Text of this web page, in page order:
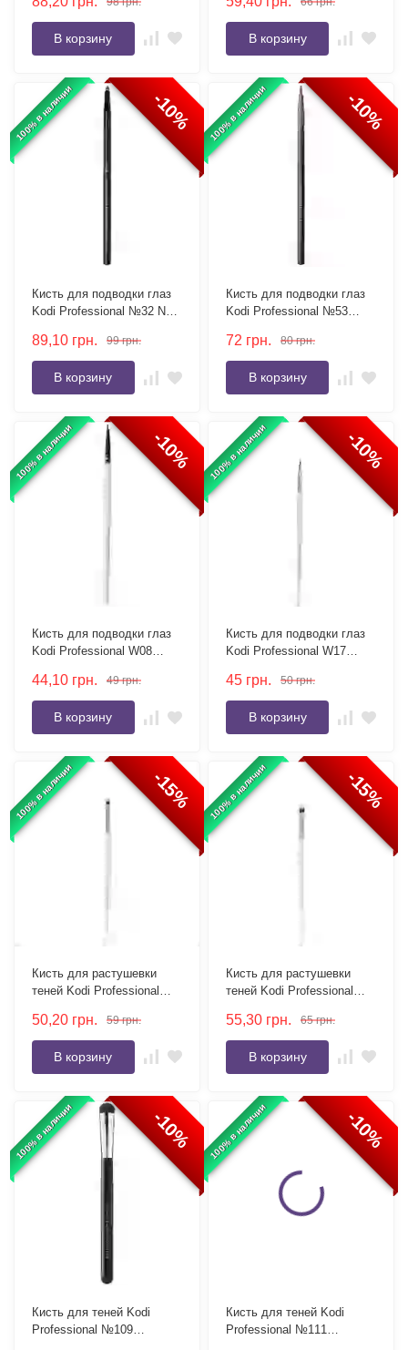
В корзину В корзину
100% в наличии -10%
Кисть для подводки глаз
Kodi Professional №32 N
89,10 грн. 99 грн.
В корзину
100% в наличии -10%
Кисть для подводки глаз
Kodi Professional №53
72 грн. 80 грн.
В корзину
100% в наличии -10%
Кисть для подводки глаз
Kodi Professional W08
44,10 грн. 49 грн.
В корзину
100% в наличии -10%
Кисть для подводки глаз
Kodi Professional W17
45 грн. 50 грн.
В корзину
100% в наличии -15%
Кисть для растушевки
теней Kodi Professional
50,20 грн. 59 грн.
В корзину
100% в наличии -15%
Кисть для растушевки
теней Kodi Professional
55,30 грн. 65 грн.
В корзину
100% в наличии -10%
Кисть для теней Kodi
Professional №109
100% в наличии -10%
Кисть для теней Kodi
Professional №111